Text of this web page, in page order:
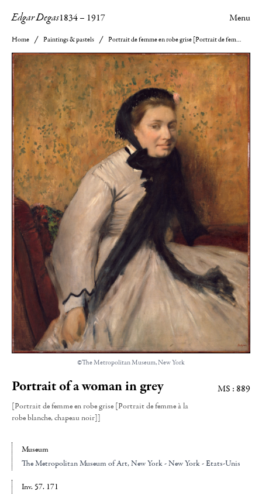
Edgar Degas1834– 1917 Menu
Home Paintings & pastels Portrait de femme en robe grise [Portrait de femme à la robe blanche, chapeau noir]
©The Metropolitan Museum, New York
Portrait of a woman in grey
[Portrait de femme en robe grise [Portrait de femme à la
robe blanche, chapeau noir]]
MS : 889
Museum
The Metropolitan Museum of Art, New York - New York - Etats-Unis
Inv. 57. 171